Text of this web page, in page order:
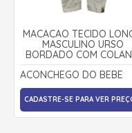
MACACÃO TECIDO
MASCULINO URSO
BORDADO COM
PEÇAS 11100093 -
ACONCHEGO DO BEBÊ
ACONCHEGO DO BEBE
CADASTRE-SE PARA VER